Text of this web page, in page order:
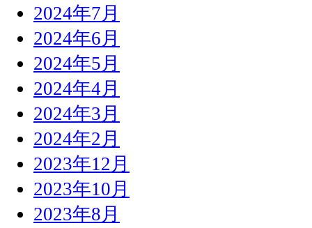
2024年7月
2024年6月
2024年5月
2024年4月
2024年3月
2024年2月
2023年12月
2023年10月
2023年8月